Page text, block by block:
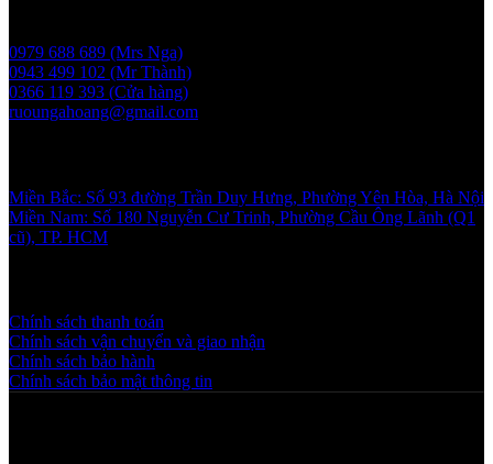
0979 688 689 (Mrs Nga)
0943 499 102 (Mr Thành)
0366 119 393 (Cửa hàng)
ruoungahoang@gmail.com
Miền Bắc: Số 93 đường Trần Duy Hưng, Phường Yên Hòa, Hà Nội
Miền Nam: Số 180 Nguyễn Cư Trinh, Phường Cầu Ông Lãnh (Q1
cũ), TP. HCM
Chính sách thanh toán
Chính sách vận chuyển và giao nhận
Chính sách bảo hành
Chính sách bảo mật thông tin